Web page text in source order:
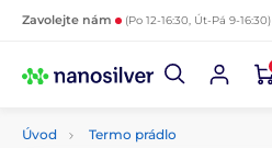
Zavolejte nám (Po 12-16:30, Út-Pá 9-16:30)
Úvod Termo prádlo